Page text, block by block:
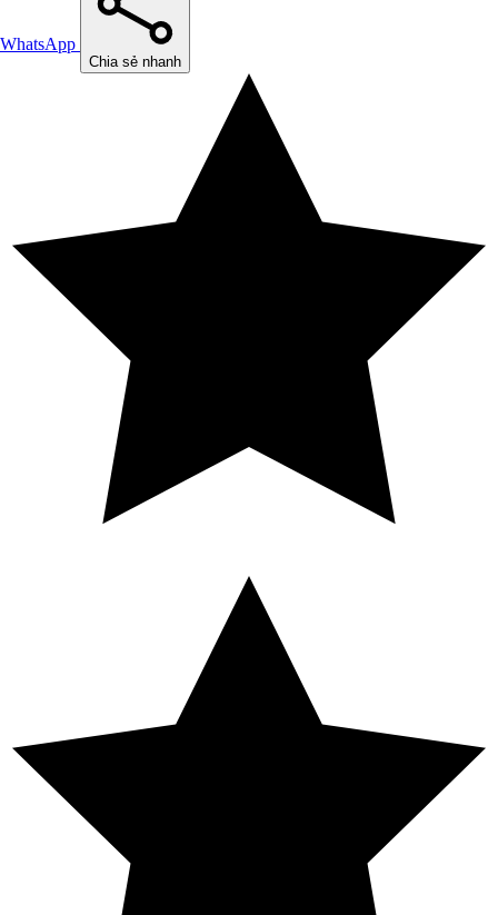
WhatsApp
Chia sẻ nhanh